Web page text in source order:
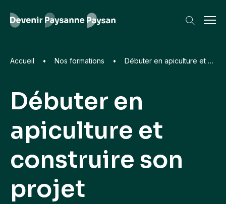
Les recherches les plus frequentes
Formations Animal Environnement
Bière artisanale Paysage
Accueil • Nos formations • Débuter en apiculture et construire son projet
Débuter en
apiculture et
construire son
projet